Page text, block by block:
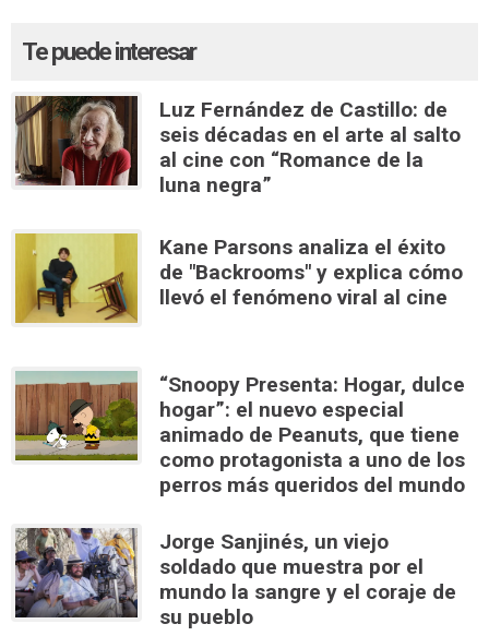
Te puede interesar
Luz Fernández de Castillo: de
seis décadas en el arte al salto
al cine con “Romance de la
luna negra”
Kane Parsons analiza el éxito
de "Backrooms" y explica cómo
llevó el fenómeno viral al cine
“Snoopy Presenta: Hogar, dulce
hogar”: el nuevo especial
animado de Peanuts, que tiene
como protagonista a uno de los
perros más queridos del mundo
Jorge Sanjinés, un viejo
soldado que muestra por el
mundo la sangre y el coraje de
su pueblo